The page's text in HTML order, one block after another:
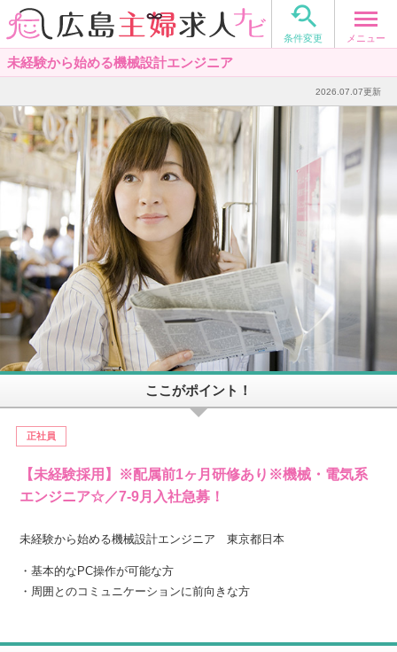

条件変更 メニュー
未経験から始める機械設計エンジニア
2026.07.07更新
ここがポイント！
正社員
【未経験採用】※配属前1ヶ月研修あり※機械・電気系
エンジニア☆／7-9月入社急募！
未経験から始める機械設計エンジニア 東京都日本
・基本的なPC操作が可能な方
・周囲とのコミュニケーションに前向きな方